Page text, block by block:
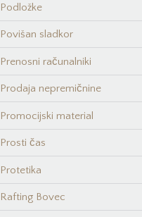
Podložke
Povišan sladkor
Prenosni računalniki
Prodaja nepremičnine
Promocijski material
Prosti čas
Protetika
Rafting Bovec